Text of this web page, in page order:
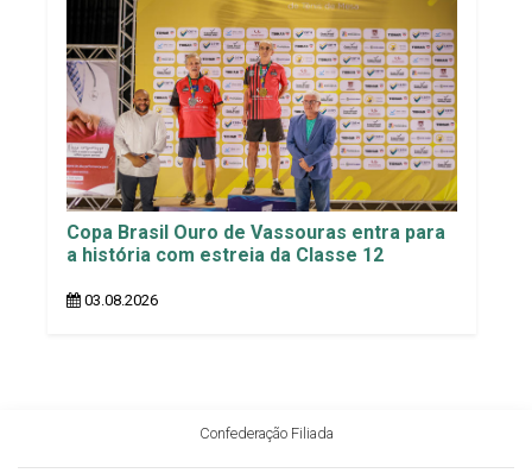
Copa Brasil Ouro de Vassouras entra para
a história com estreia da Classe 12
03.08.2026
Confederação Filiada